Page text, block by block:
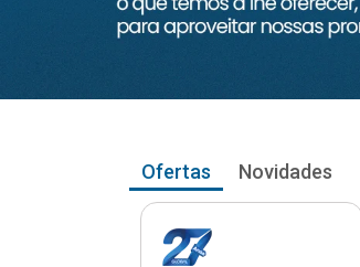
Ofertas Novidades